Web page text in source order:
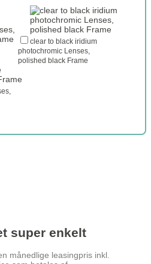
clear to black iridium
photochromic Lenses,
polished black Frame
super enkelt
månedlige leasingpris inkl.